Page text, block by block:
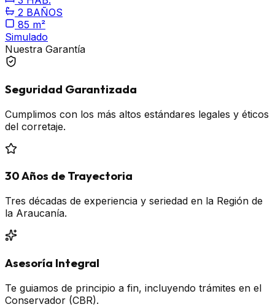
2 BAÑOS
85 m²
Simulado
Nuestra Garantía
Seguridad Garantizada
Cumplimos con los más altos estándares legales y éticos
del corretaje.
30 Años de Trayectoria
Tres décadas de experiencia y seriedad en la Región de
la Araucanía.
Asesoría Integral
Te guiamos de principio a fin, incluyendo trámites en el
Conservador (CBR).